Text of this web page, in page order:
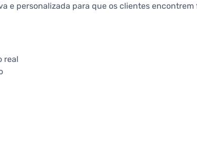
e personalizada para que os clientes
real